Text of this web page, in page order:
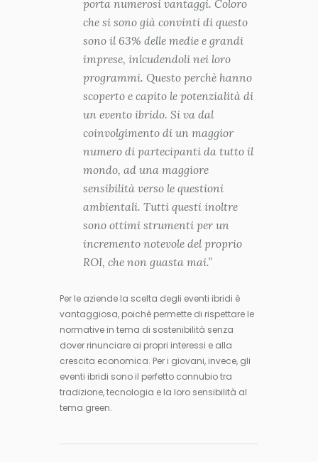
porta numerosi vantaggi. Coloro
che si sono già convinti di questo
sono il 63% delle medie e grandi
imprese, inlcudendoli nei loro
programmi. Questo perchè hanno
scoperto e capito le potenzialità di
un evento ibrido. Si va dal
coinvolgimento di un maggior
numero di partecipanti da tutto il
mondo, ad una maggiore
sensibilità verso le questioni
ambientali. Tutti questi inoltre
sono ottimi strumenti per un
incremento notevole del proprio
ROI, che non guasta mai.”
Per le aziende la scelta degli eventi ibridi è
vantaggiosa, poiché permette di rispettare le
normative in tema di sostenibilità senza
dover rinunciare ai propri interessi e alla
crescita economica. Per i giovani, invece, gli
eventi ibridi sono il perfetto connubio tra
tradizione, tecnologia e la loro sensibilità al
tema green.